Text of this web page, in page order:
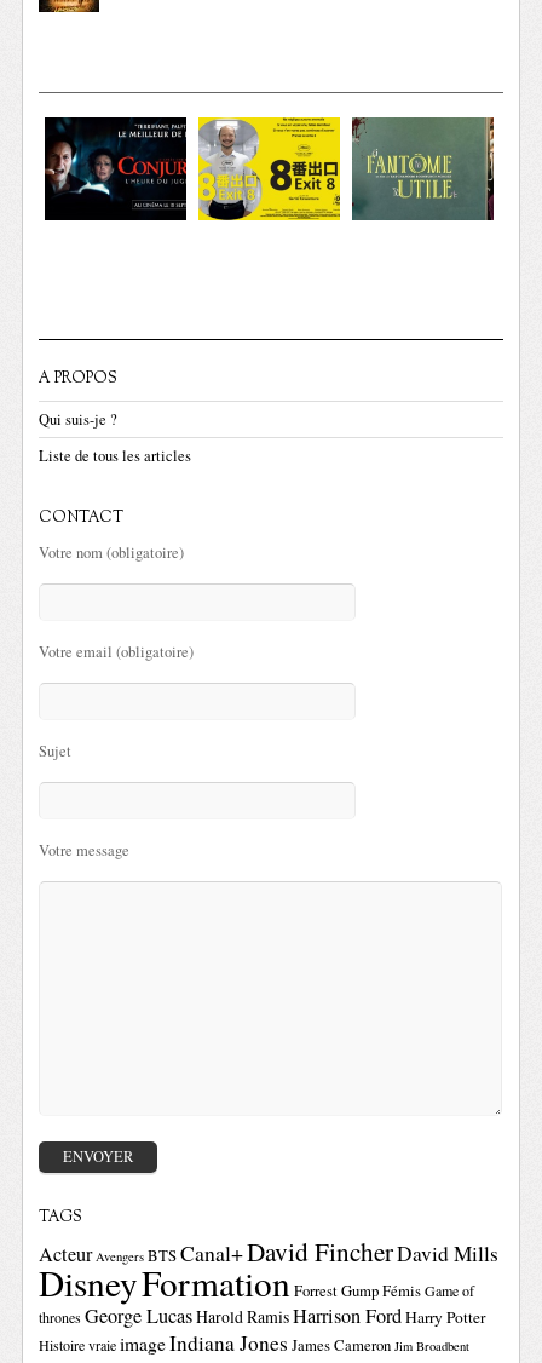
A PROPOS
Qui suis-je ?
Liste de tous les articles
CONTACT
Votre nom (obligatoire)
Votre email (obligatoire)
Sujet
Votre message
TAGS
Acteur Avengers BTSCanal+David FincherDavid Mills
DisneyFormationForrest GumpFémis Game of
thrones George LucasHarold RamisHarrison FordHarry Potter
Histoire vraie imageIndiana Jones James Cameron Jim Broadbent